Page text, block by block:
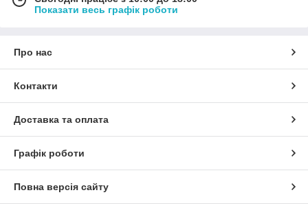
Показати весь графік роботи
Про нас
Контакти
Доставка та оплата
Графік роботи
Повна версія сайту